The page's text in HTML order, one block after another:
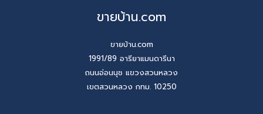
ขายบ้าน.com
ขายบ้าน.com
1991/89 อารียาแมนดารีนา
ถนนอ่อนนุช แขวงสวนหลวง
เขตสวนหลวง กทม. 10250